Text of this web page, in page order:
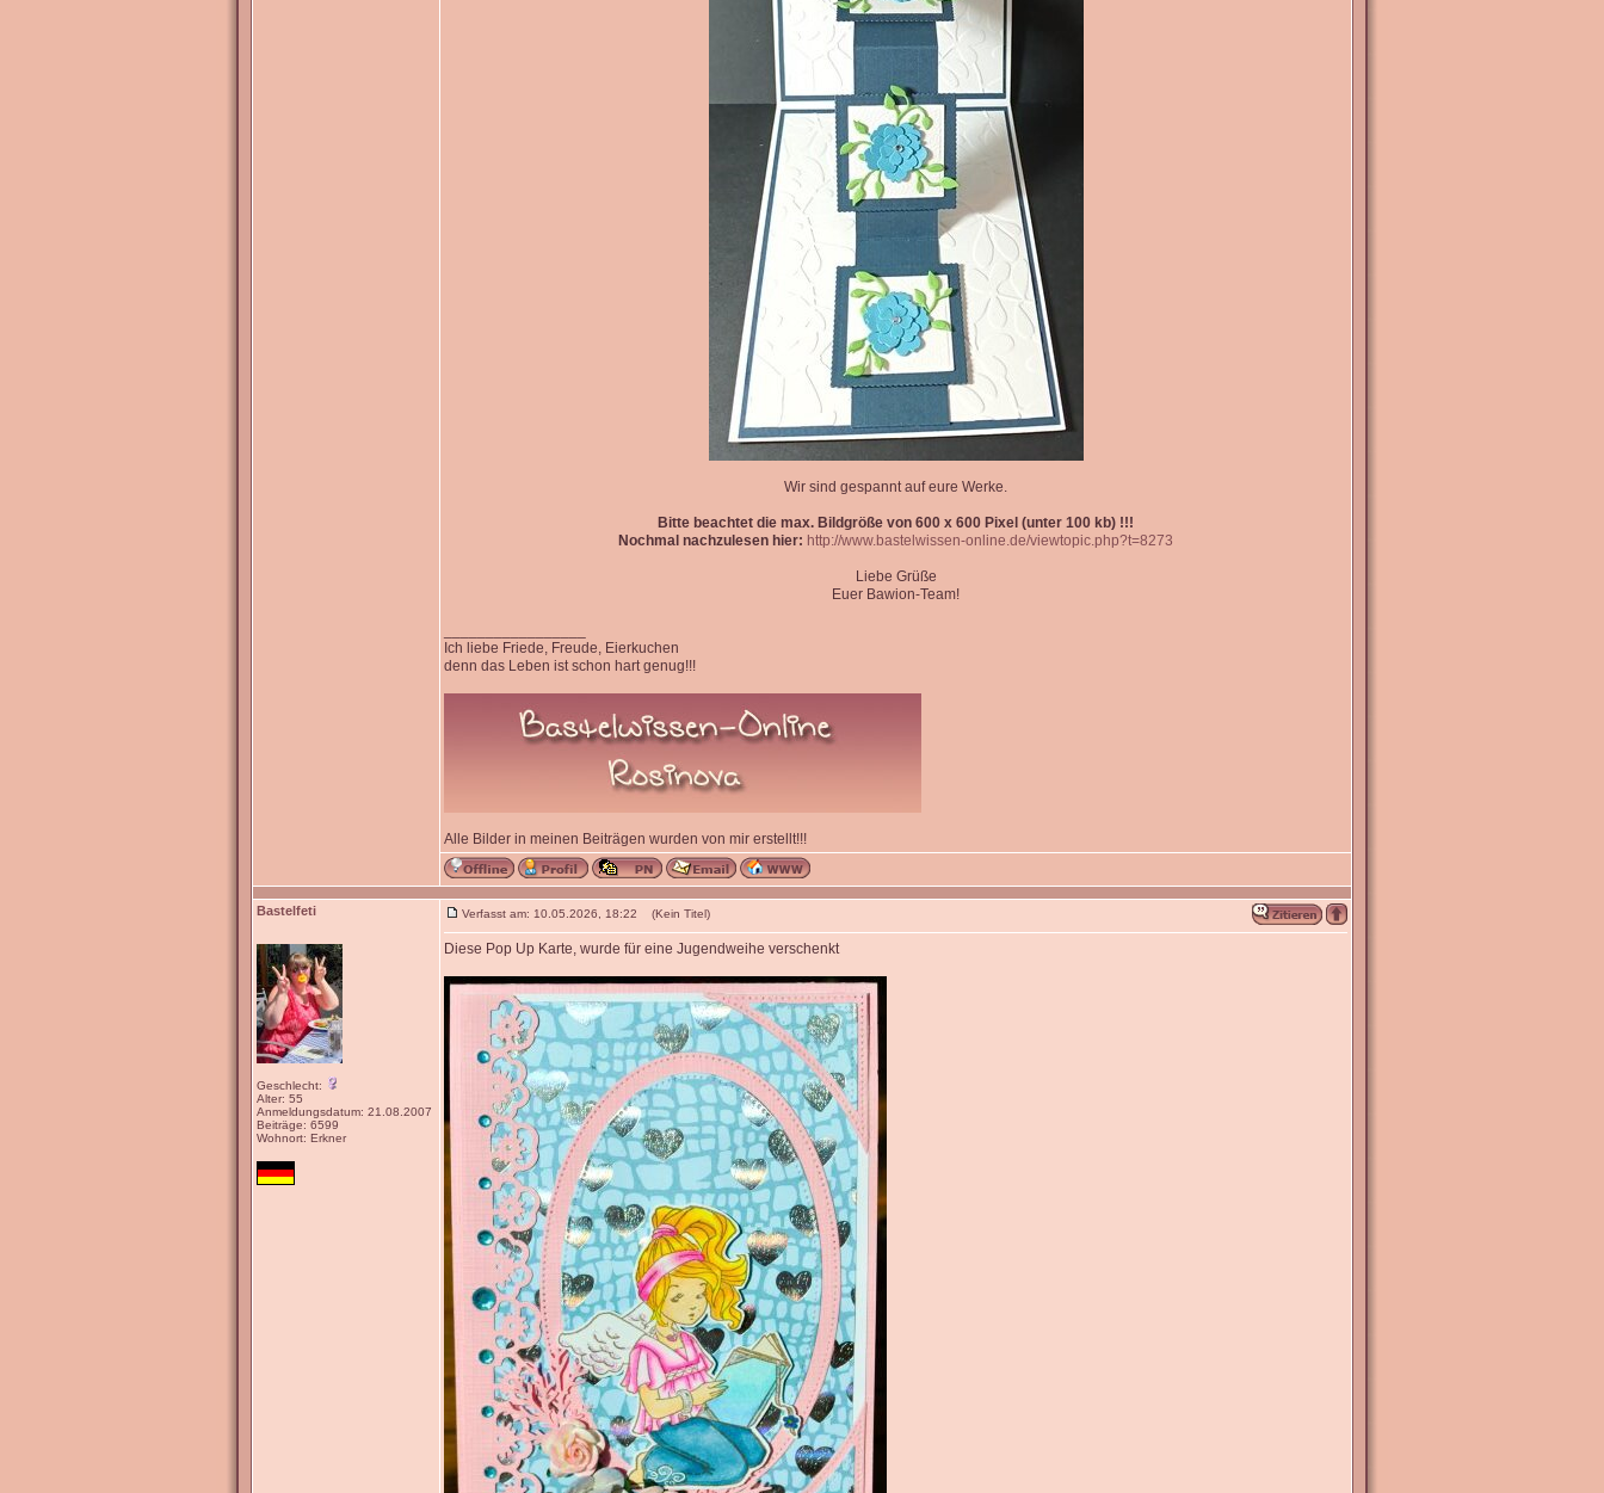
Wir sind gespannt auf eure Werke.
Bitte beachtet die max. Bildgröße von 600 x 600 Pixel (unter 100 kb) !!!
Nochmal nachzulesen hier: http://www.bastelwissen-online.de/viewtopic.php?t=8273
Liebe Grüße
Euer Bawion-Team!
Ich liebe Friede, Freude, Eierkuchen
denn das Leben ist schon hart genug!!!
Alle Bilder in meinen Beiträgen wurden von mir erstellt!!!
Bastelfeti
Geschlecht:
Alter: 55
Anmeldungsdatum: 21.08.2007
Beiträge: 6599
Wohnort: Erkner
Verfasst am: 10.05.2026, 18:22 (Kein Titel)
Diese Pop Up Karte, wurde für eine Jugendweihe verschenkt